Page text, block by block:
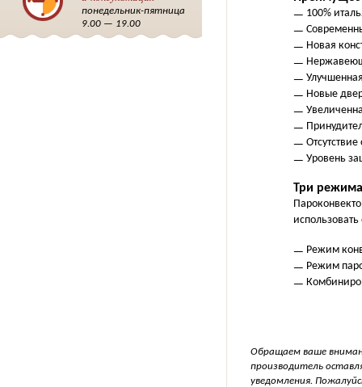
100%
Новая
Новые
Уровень
Три
Режим
Режим
Обращаем ваше
производитель
уведомления.
понедельник-пятница
9.00 — 19.00